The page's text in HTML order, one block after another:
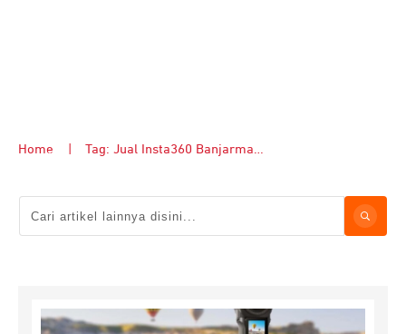
Home Tag: Jual Insta360 Banjarmasin